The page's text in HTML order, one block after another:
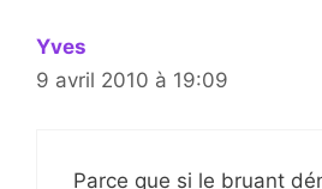
Yves
9 avril 2010 à 19:09
Parce que si le bruant